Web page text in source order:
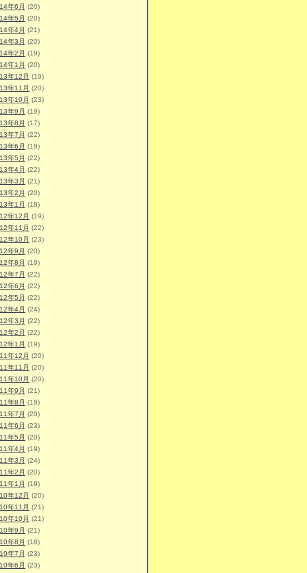
年6月 (20)
年5月 (20)
年4月 (21)
年3月 (20)
年2月 (19)
年1月 (20)
年12月 (19)
年11月 (20)
年10月 (23)
年9月 (19)
年8月 (17)
年7月 (22)
年6月 (19)
年5月 (22)
年4月 (22)
年3月 (21)
年2月 (20)
年1月 (18)
年12月 (19)
年11月 (22)
年10月 (23)
年9月 (20)
年8月 (19)
年7月 (22)
年6月 (22)
年5月 (22)
年4月 (24)
年3月 (22)
年2月 (22)
年1月 (19)
年12月 (20)
年11月 (20)
年10月 (20)
年9月 (21)
年8月 (19)
年7月 (20)
年6月 (23)
年5月 (20)
年4月 (19)
年3月 (24)
年2月 (20)
年1月 (19)
年12月 (20)
年11月 (21)
年10月 (21)
年9月 (21)
年8月 (18)
年7月 (23)
年6月 (23)